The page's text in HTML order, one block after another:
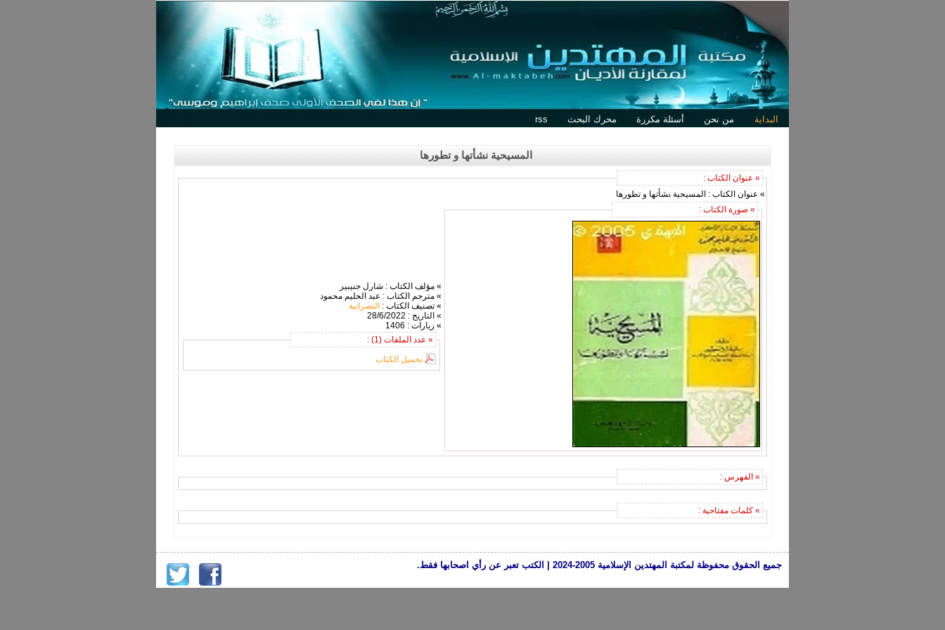
البداية من نحن أسئلة مكررة محرك البحث rss
المسيحية نشأتها و تطورها
» عنوان الكتاب :
» عنوان الكتاب : المسيحية نشأتها و تطورها
» صورة الكتاب :
» مؤلف الكتاب : شارل جنيبير
» مترجم الكتاب : عبد الحليم محمود
» تصنيف الكتاب : النصرانية
» التاريخ : 28/6/2022
» زيارات : 1406
» عدد الملفات (1) :
تحميل الكتاب
» الفهرس :
» كلمات مفتاحية :
جميع الحقوق محفوظة لمكتبة المهتدين الإسلامية 2005-2024 | الكتب تعبر عن رأي اصحابها فقط.